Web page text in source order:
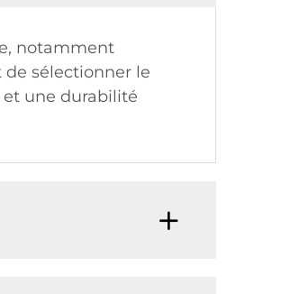
notamment
sélectionner le
une durabilité